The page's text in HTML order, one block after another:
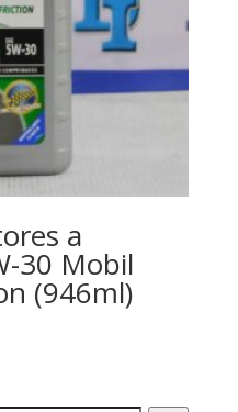
a
30 Mobil
(946ml)